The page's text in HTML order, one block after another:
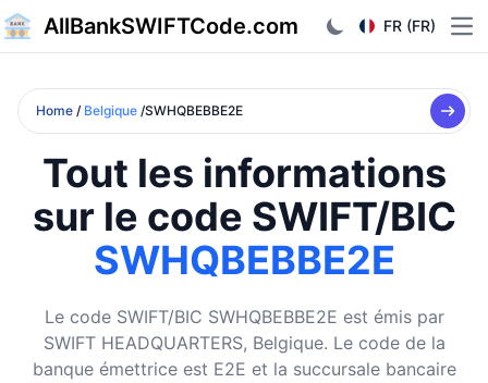
AllBankSWIFTCode.com FR (FR)
Home / Belgique /SWHQBEBBE2E
Tout les informations
sur le code SWIFT/BIC
SWHQBEBBE2E
Le code SWIFT/BIC SWHQBEBBE2E est émis par
SWIFT HEADQUARTERS, Belgique. Le code de la
banque émettrice est E2E et la succursale bancaire